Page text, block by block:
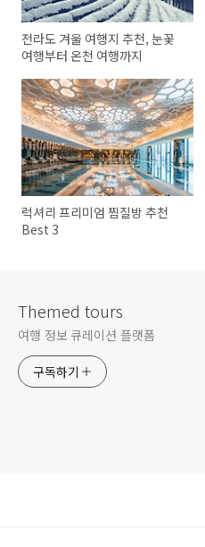
전라도 겨울 여행지 추천, 눈꽃
여행부터 온천 여행까지
럭셔리 프리미엄 찜질방 추천
Best 3
Themed tours
여행 정보 큐레이션 플랫폼
구독하기